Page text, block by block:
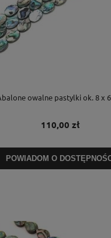
owalne pastylki ok. 8 x
110,00 zł
POWIADOM O